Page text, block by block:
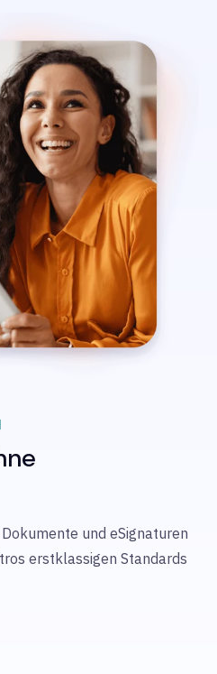
und eSignaturen
erstklassigen Standards